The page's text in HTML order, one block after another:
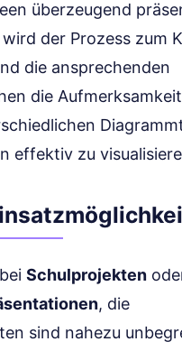
überzeugend
der Prozess zum
die ansprechenden
die
effektiv zu
Schulprojekten
, die
sind nahezu